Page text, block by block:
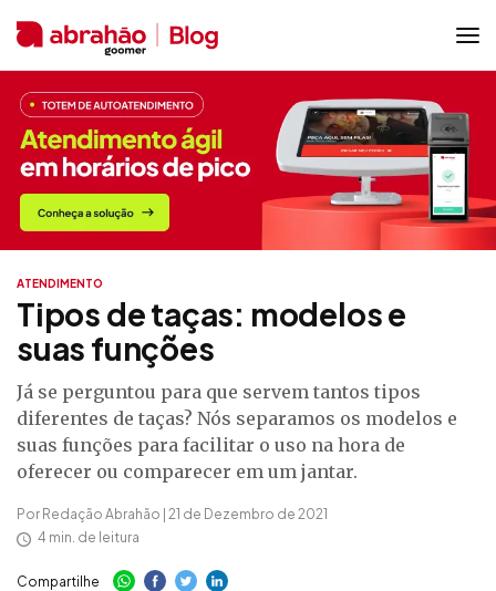
ATENDIMENTO
Tipos de taças: modelos e
suas funções
Já se perguntou para que servem tantos tipos
diferentes de taças? Nós separamos os modelos e
suas funções para facilitar o uso na hora de
oferecer ou comparecer em um jantar.
Por Redação Abrahão | 21 de Dezembro de 2021
4 min. de leitura
Compartilhe